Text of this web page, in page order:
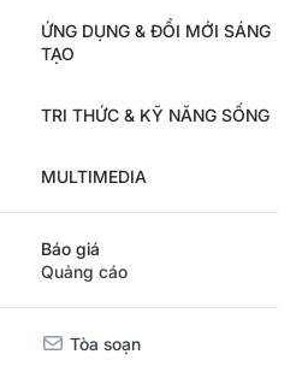
ỨNG DỤNG & ĐỔI MỚI SÁNG
TẠO
TRI THỨC & KỸ NĂNG SỐNG
MULTIMEDIA
Báo giá
Quảng cáo
Tòa soạn